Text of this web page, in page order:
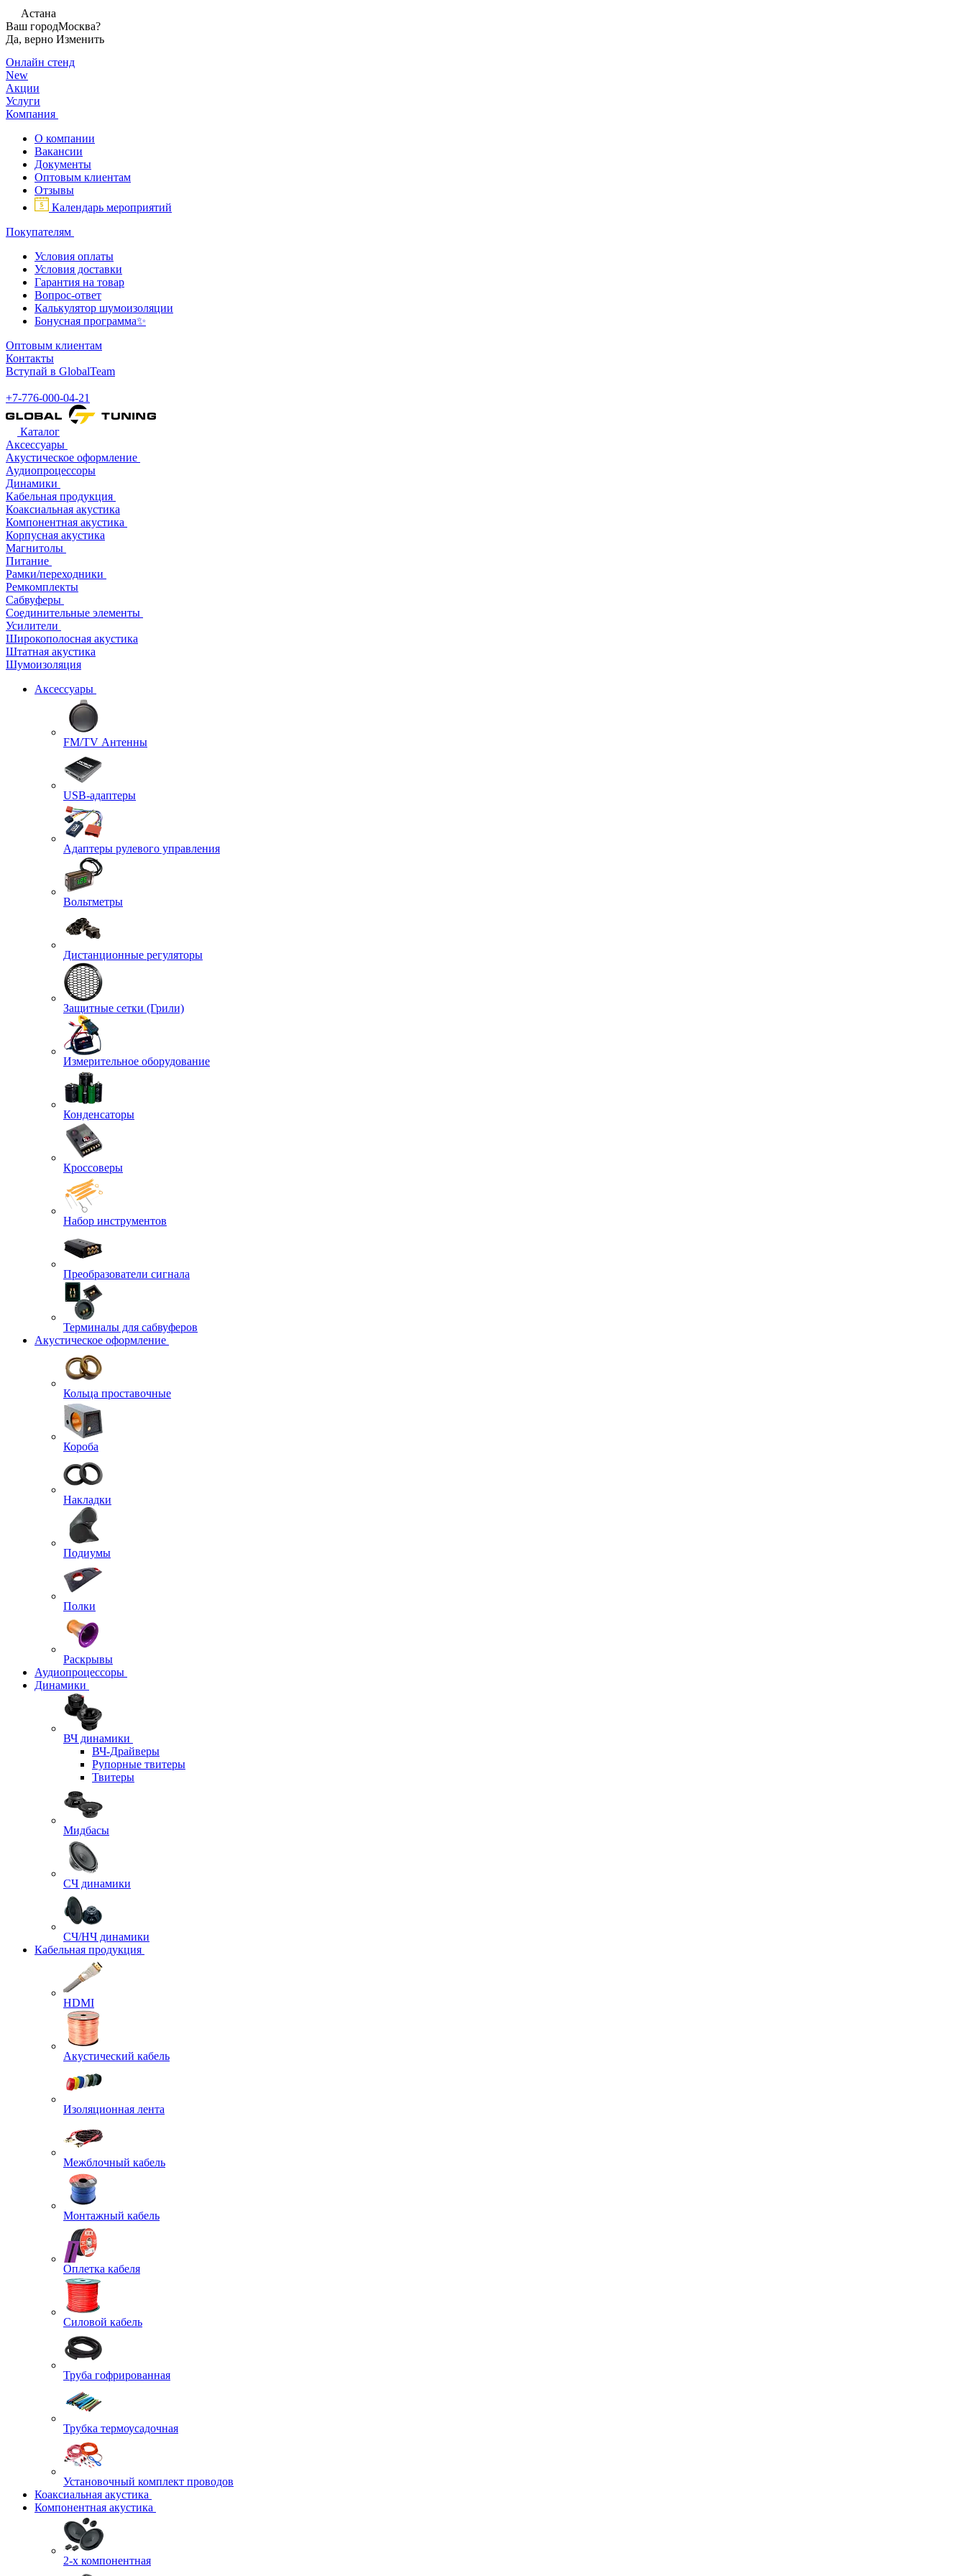
Астана
Ваш городМосква?
Да, верно Изменить
Онлайн стенд
New
Акции
Услуги
Компания
О компании
Вакансии
Документы
Оптовым клиентам
Отзывы
Календарь мероприятий
Покупателям
Условия оплаты
Условия доставки
Гарантия на товар
Вопрос-ответ
Калькулятор шумоизоляции
Бонусная программа✨
Оптовым клиентам
Контакты
Вступай в GlobalTeam
+7-776-000-04-21
Каталог
Аксессуары
Акустическое оформление
Аудиопроцессоры
Динамики
Кабельная продукция
Коаксиальная акустика
Компонентная акустика
Корпусная акустика
Магнитолы
Питание
Рамки/переходники
Ремкомплекты
Сабвуферы
Соединительные элементы
Усилители
Широкополосная акустика
Штатная акустика
Шумоизоляция
Аксессуары
FM/TV Антенны
USB-адаптеры
Адаптеры рулевого управления
Вольтметры
Дистанционные регуляторы
Защитные сетки (Грили)
Измерительное оборудование
Конденсаторы
Кроссоверы
Набор инструментов
Преобразователи сигнала
Терминалы для сабвуферов
Акустическое оформление
Кольца проставочные
Короба
Накладки
Подиумы
Полки
Раскрывы
Аудиопроцессоры
Динамики
ВЧ динамики
ВЧ-Драйверы
Рупорные твитеры
Твитеры
Мидбасы
СЧ динамики
СЧ/НЧ динамики
Кабельная продукция
HDMI
Акустический кабель
Изоляционная лента
Межблочный кабель
Монтажный кабель
Оплетка кабеля
Силовой кабель
Труба гофрированная
Трубка термоусадочная
Установочный комплект проводов
Коаксиальная акустика
Компонентная акустика
2-х компонентная